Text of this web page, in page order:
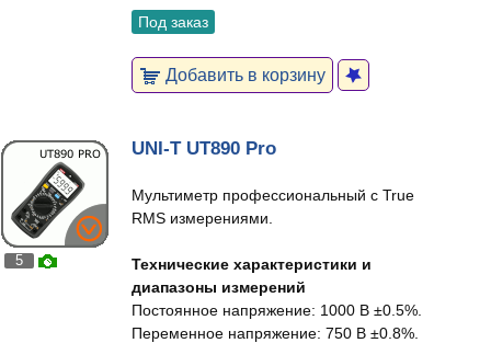
Под заказ
Добавить в корзину
5
UNI-T UT890 Pro
Мультиметр профессиональный с True
RMS измерениями.
Технические характеристики и
диапазоны измерений
Постоянное напряжение: 1000 В ±0.5%.
Переменное напряжение: 750 В ±0.8%.